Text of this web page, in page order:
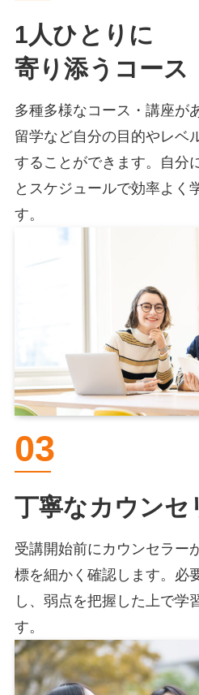
1人ひとりに
寄り添うコース
多種多様なコース・講座が
留学など自分の目的やレベ
することができます。自分
とスケジュールで効率よく
す。
03
丁寧なカウンセ
受講開始前にカウンセラー
標を細かく確認します。必
し、弱点を把握した上で学
す。